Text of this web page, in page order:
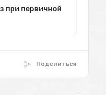
Поделиться
при первичной